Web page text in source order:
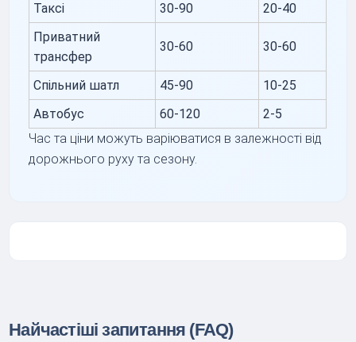
Таксі 30-90
20-40
Приватний
трансфер
30-60 30-60
Спільний шатл 45-90
10-25
Автобус
60-120
2-5
Час та ціни можуть варіюватися в залежності від
дорожнього руху та сезону.
Найчастіші запитання (FAQ)